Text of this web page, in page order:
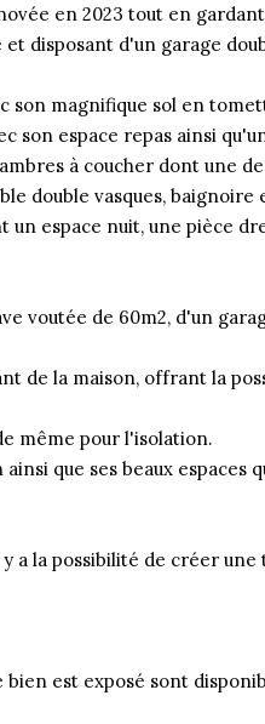
en 2023 tout en
disposant d'un garage
son magnifique sol en
son espace repas ainsi
à coucher dont une
double vasques, baignoire
espace nuit, une pièce
voutée de 60m2, d'un
de la maison, offrant la
même pour l'isolation.
que ses beaux
a la possibilité de créer une
est exposé sont